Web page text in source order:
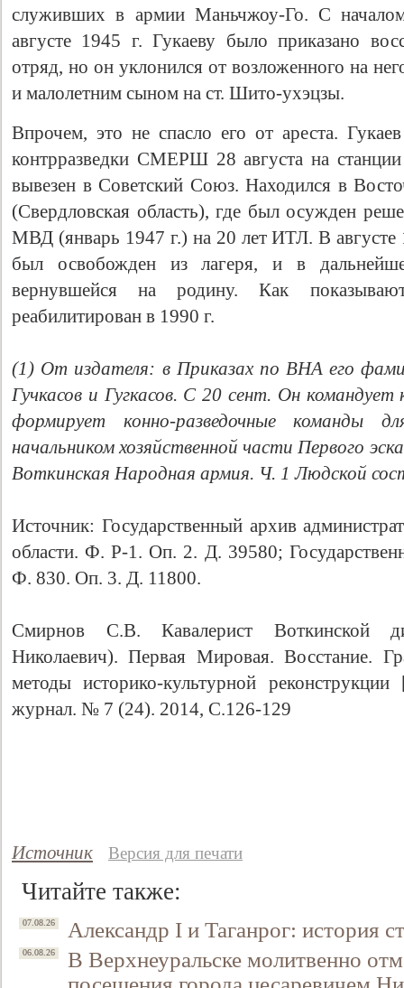
служивших в армии Маньчжоу-Го. С
августе 1945 г. Гукаеву было приказано
отряд, но он уклонился от возложенного на
и малолетним сыном на ст. Шито-ухэцзы.
Впрочем, это не спасло его от ареста.
контрразведки СМЕРШ 28 августа на
вывезен в Советский Союз. Находился в
(Свердловская область), где был осужден
МВД (январь 1947 г.) на 20 лет ИТЛ. В августе
был освобожден из лагеря, и в
вернувшейся на родину. Как
реабилитирован в 1990 г.
(1) От издателя: в Приказах по ВНА его
Гучкасов и Гугкасов. С 20 сент. Он командует
формирует конно-разведочные
начальником хозяйственной части Первого
Воткинская Народная армия. Ч. 1 Людской
Источник: Государственный архив
области. Ф. Р-1. Оп. 2. Д. 39580;
Ф. 830. Оп. 3. Д. 11800.
Смирнов С.В. Кавалерист Воткинской
Николаевич). Первая Мировая. Восстание.
методы историко-культурной реконструкции
журнал. № 7 (24). 2014, С.126-129
Источник Версия для печати
Читайте также:
07.08.26 Александр I и Таганрог: история
06.08.26
В Верхнеуральске молитвенно